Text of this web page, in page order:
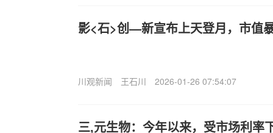
影<石>创—新宣布上天登月，市值
川观新闻 王石川 2026-01-26 07:54:07
三,元生物：今年以来，受市场利率